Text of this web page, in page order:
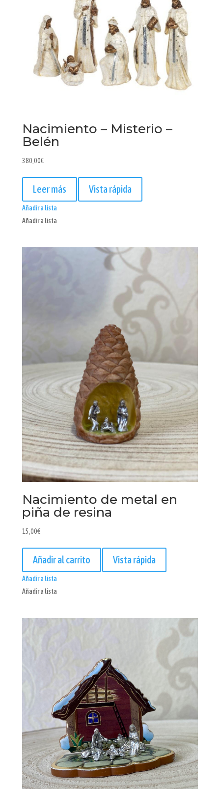
Nacimiento – Misterio –
Belén
380,00€
Leer más Vista rápida
Añadir a lista
Añadir a lista
Nacimiento de metal en
piña de resina
15,00€
Añadir al carrito Vista rápida
Añadir a lista
Añadir a lista